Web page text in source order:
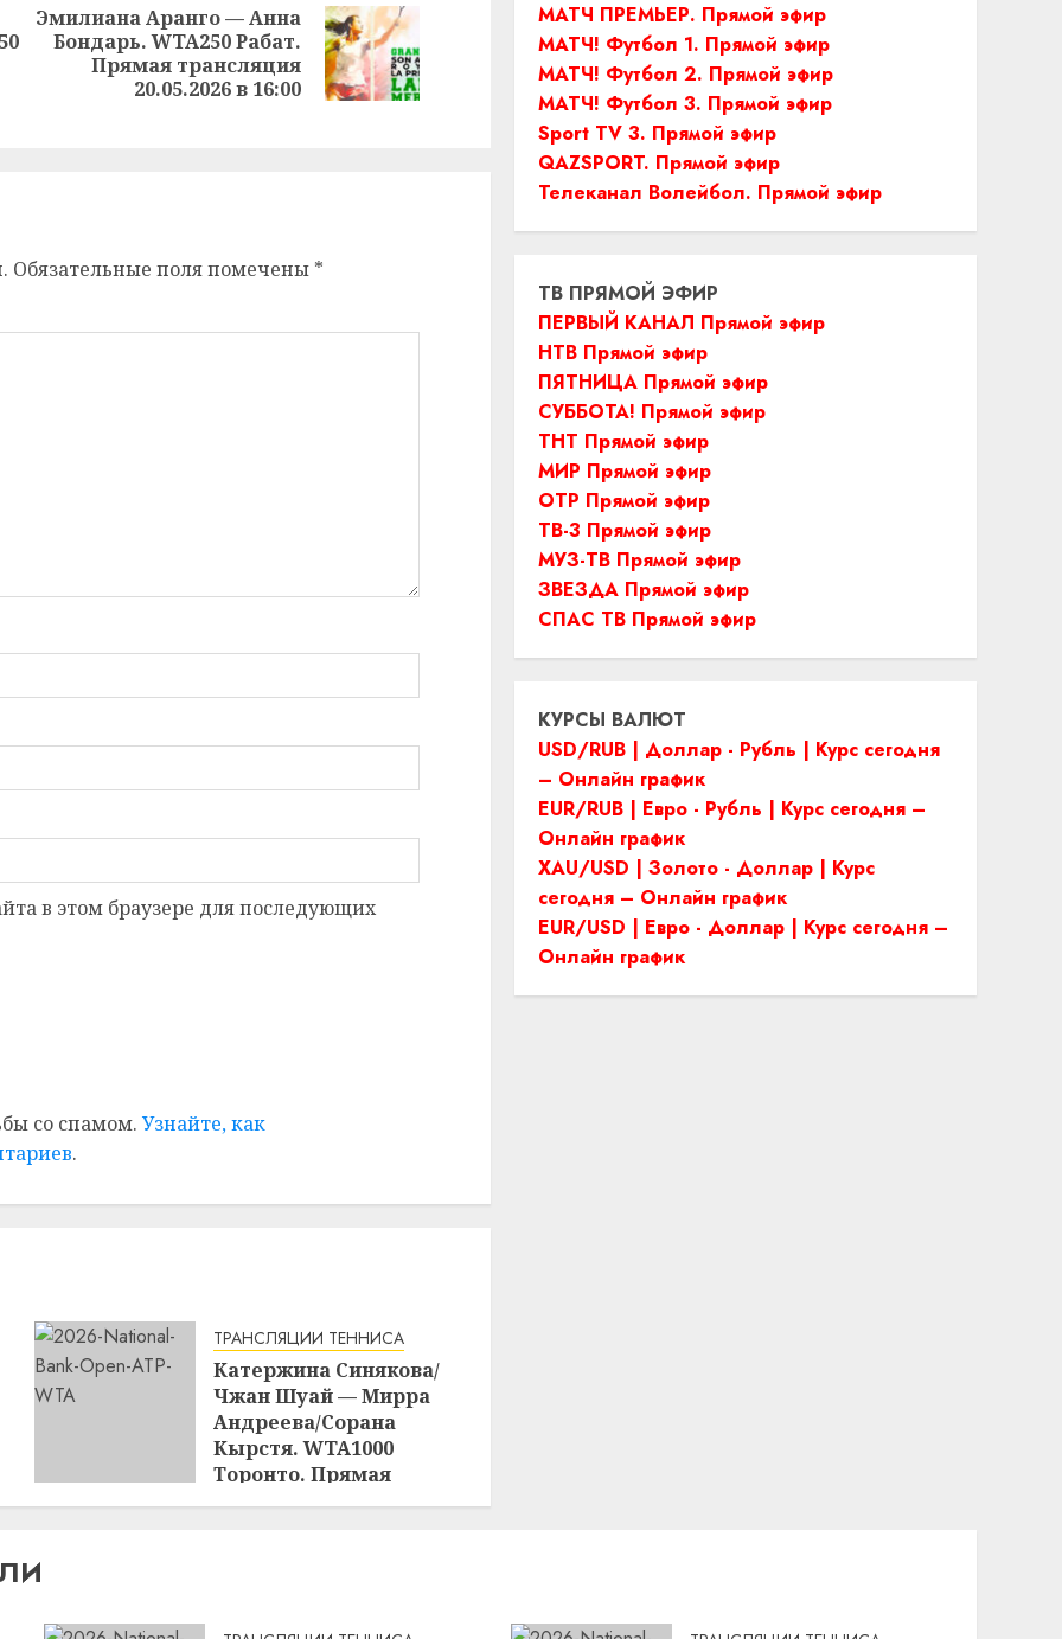
Предыдущая
Следующая
запись:
Эмилиана Аранго — Анна
Бондарь. WTA250 Рабат.
Прямая трансляция
20.05.2026 в 16:00
Обязательные поля помечены *
в этом браузере для последующих
со спамом. Узнайте, как
.
ТРАНСЛЯЦИИ ТЕННИСА
Катержина Синякова/
Чжан Шуай — Мирра
Андреева/Сорана
Кырстя. WTA1000
Торонто. Прямая
трансляция 08.08.2026 в
МАТЧ ПРЕМЬЕР. Прямой эфир
МАТЧ! Футбол 1. Прямой эфир
МАТЧ! Футбол 2. Прямой эфир
МАТЧ! Футбол 3. Прямой эфир
Sport TV 3. Прямой эфир
QAZSPORT. Прямой эфир
Телеканал Волейбол. Прямой эфир
ТВ ПРЯМОЙ ЭФИР
ПЕРВЫЙ КАНАЛ Прямой эфир
НТВ Прямой эфир
ПЯТНИЦА Прямой эфир
СУББОТА! Прямой эфир
ТНТ Прямой эфир
МИР Прямой эфир
ОТР Прямой эфир
ТВ-3 Прямой эфир
МУЗ-ТВ Прямой эфир
ЗВЕЗДА Прямой эфир
СПАС ТВ Прямой эфир
КУРСЫ ВАЛЮТ
USD/RUB | Доллар - Рубль | Курс сегодня
– Онлайн график
EUR/RUB | Евро - Рубль | Курс сегодня –
Онлайн график
XAU/USD | Золото - Доллар | Курс
сегодня – Онлайн график
EUR/USD | Евро - Доллар | Курс сегодня –
Онлайн график